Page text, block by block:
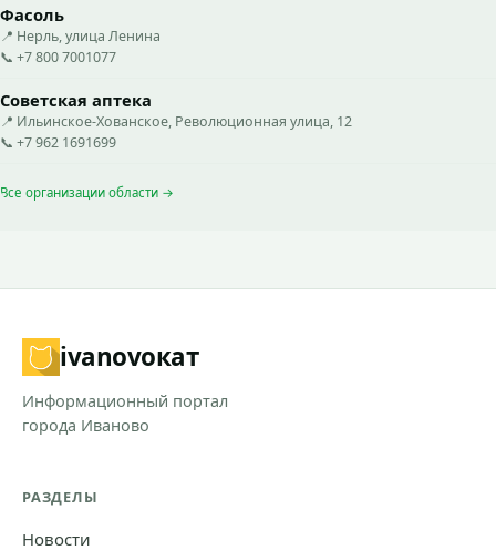
Фасоль
📍 Нерль, улица Ленина
📞 +7 800 7001077
Советская аптека
📍 Ильинское-Хованское, Революционная улица, 12
📞 +7 962 1691699
Все организации области →
ivanovoкат
Информационный портал
города Иваново
РАЗДЕЛЫ
Новости